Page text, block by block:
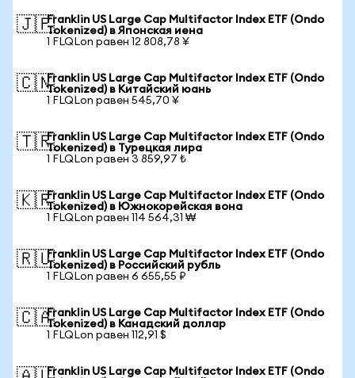
🇯🇵Franklin US Large Cap Multifactor Index ETF (Ondo
Tokenized) в Японская иена
1 FLQLon равен 12 808,78 ¥
🇨🇳Franklin US Large Cap Multifactor Index ETF (Ondo
Tokenized) в Китайский юань
1 FLQLon равен 545,70 ¥
🇹🇷Franklin US Large Cap Multifactor Index ETF (Ondo
Tokenized) в Турецкая лира
1 FLQLon равен 3 859,97 ₺
🇰🇷Franklin US Large Cap Multifactor Index ETF (Ondo
Tokenized) в Южнокорейская вона
1 FLQLon равен 114 564,31 ₩
🇷🇺Franklin US Large Cap Multifactor Index ETF (Ondo
Tokenized) в Российский рубль
1 FLQLon равен 6 655,55 ₽
🇨🇦Franklin US Large Cap Multifactor Index ETF (Ondo
Tokenized) в Канадский доллар
1 FLQLon равен 112,91 $
Franklin US Large Cap Multifactor Index ETF (Ondo